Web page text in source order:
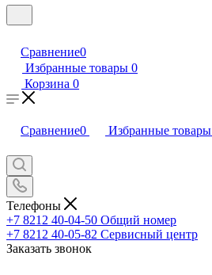
Сравнение0
Избранные товары 0
Корзина 0
Сравнение0 Избранные товары
Телефоны
+7 8212 40-04-50 Общий номер
+7 8212 40-05-82 Сервисный центр
Заказать звонок